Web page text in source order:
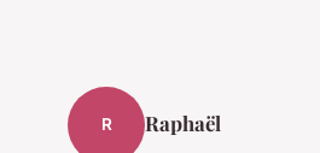
R Raphaël